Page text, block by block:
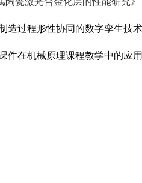
造过程形性协同的数字孪生技术
件在机械原理课程教学中的应